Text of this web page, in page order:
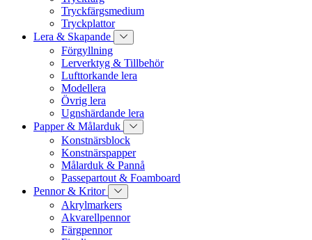
Tryckfärgsmedium
Tryckplattor
Lera & Skapande
Förgyllning
Lerverktyg & Tillbehör
Lufttorkande lera
Modellera
Övrig lera
Ugnshärdande lera
Papper & Målarduk
Konstnärsblock
Konstnärspapper
Målarduk & Pannå
Passepartout & Foamboard
Pennor & Kritor
Akrylmarkers
Akvarellpennor
Färgpennor